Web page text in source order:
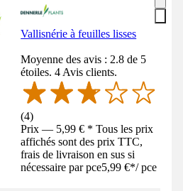
Vallisnérie à feuilles lisses
Moyenne des avis : 2.8 de 5
étoiles. 4 Avis clients.
(4)
Prix — 5,99 € * Tous les prix
affichés sont des prix TTC,
frais de livraison en sus si
nécessaire par pce5,99 €*/ pce